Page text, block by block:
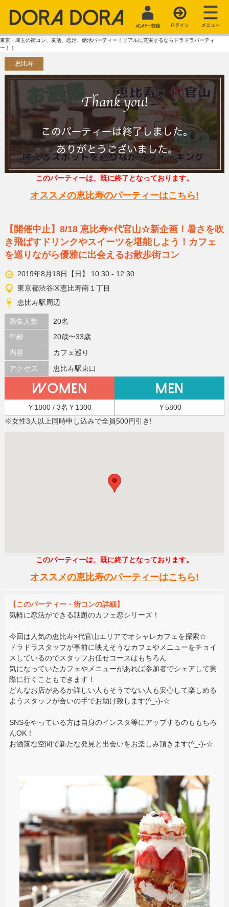
東京・埼玉の街コン、友活、恋活、婚活パーティー！リアルに充実するならドラドラパーティ
ー！！
恵比寿
このパーティーは、既に終了となっております。
オススメの恵比寿のパーティーはこちら!
【開催中止】8/18 恵比寿×代官山☆新企画！暑さを吹
き飛ばすドリンクやスイーツを堪能しよう！カフェ
を巡りながら優雅に出会えるお散歩街コン
2019年8月18日【日】 10:30 - 12:30
東京都渋谷区恵比寿南１丁目
恵比寿駅周辺
募集人数
20名
年齢
20歳〜33歳
内容
カフェ巡り
アクセス
恵比寿駅東口
￥1800 / 3名￥1300
￥5800
※女性3人以上同時申し込みで全員500円引き!
このパーティーは、既に終了となっております。
オススメの恵比寿のパーティーはこちら!
【このパーティー・街コンの詳細】
気軽に恋活ができる話題のカフェ恋シリーズ！
今回は人気の恵比寿×代官山エリアでオシャレカフェを探索☆
ドラドラスタッフが事前に映えそうなカフェやメニューをチョイ
スしているのでスタッフお任せコースはもちろん
気になっていたカフェやメニューがあれば参加者でシェアして実
際に行くこともできます！
どんなお店があるか詳しい人もそうでない人も安心して楽しめる
ようスタッフが合いの手でお助け致します(^_-)-☆
SNSをやっている方は自身のインスタ等にアップするのももちろ
んOK！
お洒落な空間で新たな発見と出会いをお楽しみ頂きます(^_-)-☆